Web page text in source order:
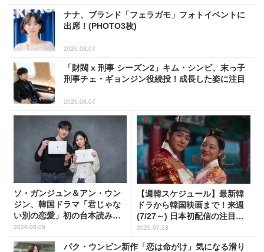
ナナ、ブランド「フェラガモ」フォトイベントに
出席！(PHOTO3枚)
2026.08.07
「財閥 x 刑事 シーズン2」キム・シンビ、末っ子
刑事チェ・ギョンジン役続投！成長した姿に注目
2026.08.07
ソ・ガンジュン＆アン・ウン
ジン、韓国ドラマ「君じゃな
い別の恋愛」初の台本読み合
わせで抜群のケミ
2026.08.05
【週韓スケジュール】最新韓
ドラから韓国映画まで！来週
(7/27～) 日本初配信の注目作3
選
2026.07.23
パク・ウンビン新作「恋は命がけ」気になる滑り